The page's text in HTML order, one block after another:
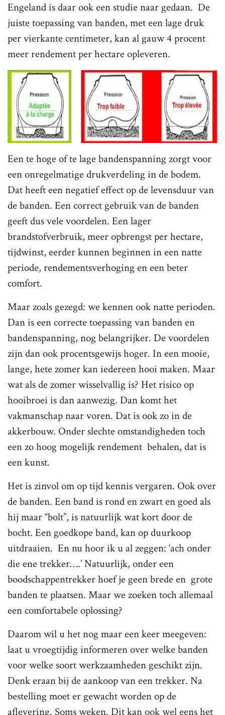
Engeland is daar ook een studie naar gedaan. De
juiste toepassing van banden, met een lage druk
per vierkante centimeter, kan al gauw 4 procent
meer rendement per hectare opleveren.
Een te hoge of te lage bandenspanning zorgt voor
een onregelmatige drukverdeling in de bodem.
Dat heeft een negatief effect op de levensduur van
de banden. Een correct gebruik van de banden
geeft dus vele voordelen. Een lager
brandstofverbruik, meer opbrengst per hectare,
tijdwinst, eerder kunnen beginnen in een natte
periode, rendementsverhoging en een beter
comfort.
Maar zoals gezegd: we kennen ook natte perioden.
Dan is een correcte toepassing van banden en
bandenspanning, nog belangrijker. De voordelen
zijn dan ook procentsgewijs hoger. In een mooie,
lange, hete zomer kan iedereen hooi maken. Maar
wat als de zomer wisselvallig is? Het risico op
hooibroei is dan aanwezig. Dan komt het
vakmanschap naar voren. Dat is ook zo in de
akkerbouw. Onder slechte omstandigheden toch
een zo hoog mogelijk rendement behalen, dat is
een kunst.
Het is zinvol om op tijd kennis vergaren. Ook over
de banden. Een band is rond en zwart en goed als
hij maar “bolt”, is natuurlijk wat kort door de
bocht. Een goedkope band, kan op duurkoop
uitdraaien. En nu hoor ik u al zeggen: ‘ach onder
die ene trekker….’ Natuurlijk, onder een
boodschappentrekker hoef je geen brede en grote
banden te plaatsen. Maar we zoeken toch allemaal
een comfortabele oplossing?
Daarom wil u het nog maar een keer meegeven:
laat u vroegtijdig informeren over welke banden
voor welke soort werkzaamheden geschikt zijn.
Denk eraan bij de aankoop van een trekker. Na
bestelling moet er gewacht worden op de
aflevering. Soms weken. Dit kan ook wel eens het